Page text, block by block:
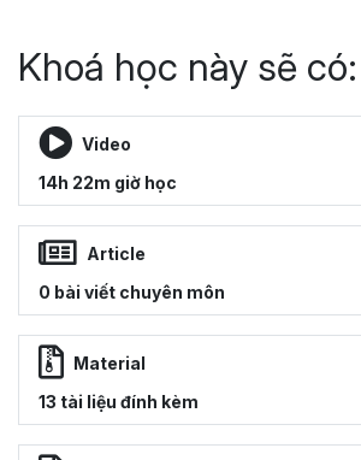
Khoá học này sẽ có:
Video
14h 22m giờ học
Article
0 bài viết chuyên môn
Material
13 tài liệu đính kèm